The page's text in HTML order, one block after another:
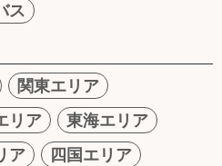
ス
関東エリア
リア
東海エリア
ア
四国エリア